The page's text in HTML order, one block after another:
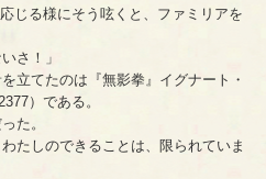
じる様にそう呟くと、ファミリアを
さ！」
立てたのは『無影拳』イグナート・
）である。
た。
たしのできることは、限られていま